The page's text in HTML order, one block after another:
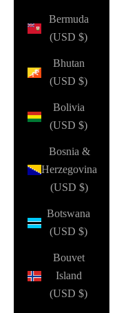
Bermuda
(USD $)
Bhutan
(USD $)
Bolivia
(USD $)
Bosnia &
Herzegovina
(USD $)
Botswana
(USD $)
Bouvet
Island
(USD $)